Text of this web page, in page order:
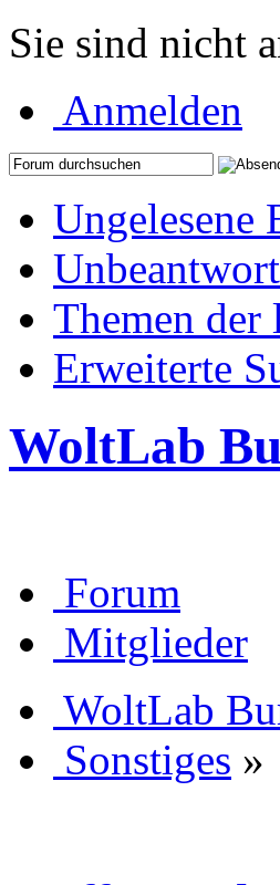
Sie sind nicht
Anmelden
Ungelesene
Themen der
Erweiterte
WoltLab
Forum
Mitglieder
WoltLab
Sonstiges »